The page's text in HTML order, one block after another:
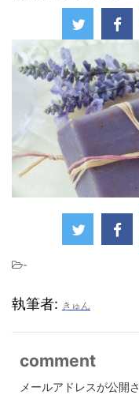
-
執筆者: きゅん
comment
メールアドレスが公開